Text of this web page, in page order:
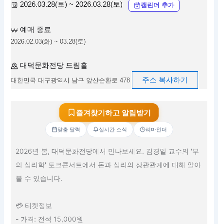
2026.03.28(토) ~ 2026.03.28(토) 캘린더 추가
예매 종료
2026.02.03(화) ~ 03.28(토)
대덕문화전당 드림홀
대한민국 대구광역시 남구 앞산순환로 478 주소 복사하기
즐겨찾기하고 알림받기
맞춤 달력 실시간 소식 리마인더
2026년 봄, 대덕문화전당에서 만나보세요. 김경일 교수의 '부
의 심리학' 토크콘서트에서 돈과 심리의 상관관계에 대해 알아
볼 수 있습니다.
💳 티켓정보
- 가격: 전석 15,000원